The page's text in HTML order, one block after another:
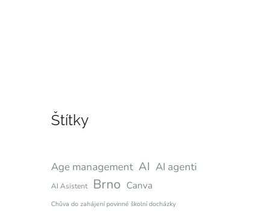
Štítky
Age management AI AI agenti
AI Asistent Brno Canva
Chůva do zahájení povinné školní docházky